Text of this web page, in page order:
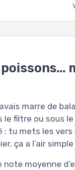
marre de
filtre ou sous le
tu mets les
ça a l’air
moyenne